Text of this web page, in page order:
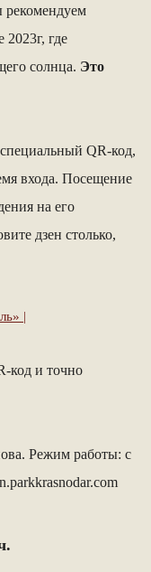
рекомендуем
где
солнца. Это
QR-код,
входа. Посещение
на его
дзен столько,
код и точно
Режим работы: с